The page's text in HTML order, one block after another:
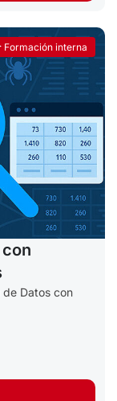
Formación interna
de Datos con